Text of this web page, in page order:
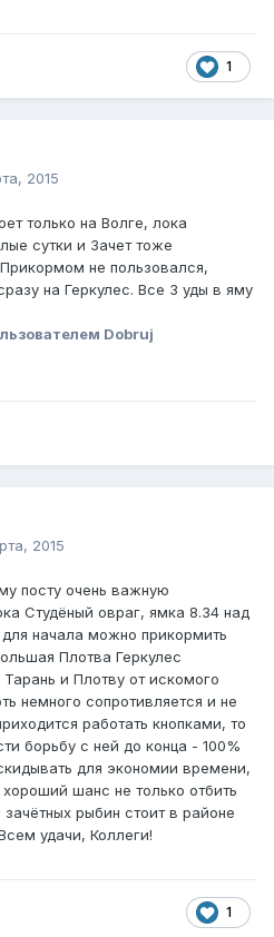
1
2015
только на Волге, лока
сутки и Зачет тоже
не пользовался,
на Геркулес. Все 3 уды в яму
Dobruj
2015
посту очень важную
Студёный овраг, ямка 8.34 над
начала можно прикормить
Плотва Геркулес
и Плотву от искомого
немного сопротивляется и не
работать кнопками, то
борьбу с ней до конца - 100%
для экономии времени,
шанс не только отбить
рыбин стоит в районе
удачи, Коллеги!
1